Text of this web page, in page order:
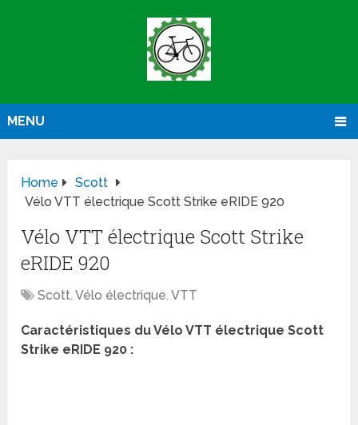
MENU
Home
Scott
Vélo VTT électrique Scott Strike eRIDE 920
Vélo VTT électrique Scott Strike
eRIDE 920
Scott,Vélo électrique,VTT
Caractéristiques du Vélo VTT électrique Scott
Strike eRIDE 920 :